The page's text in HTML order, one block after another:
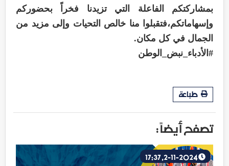
بمشاركتكم الفاعلة التي تزيدنا فخراً بحضوركم
وإسهاماتكم،فتقبلوا منا خالص التحيات وإلى مزيد من
الجمال في كل مكان.
#الأدباء_نبض_الوطن
طباعة
تصفح أيضاً :